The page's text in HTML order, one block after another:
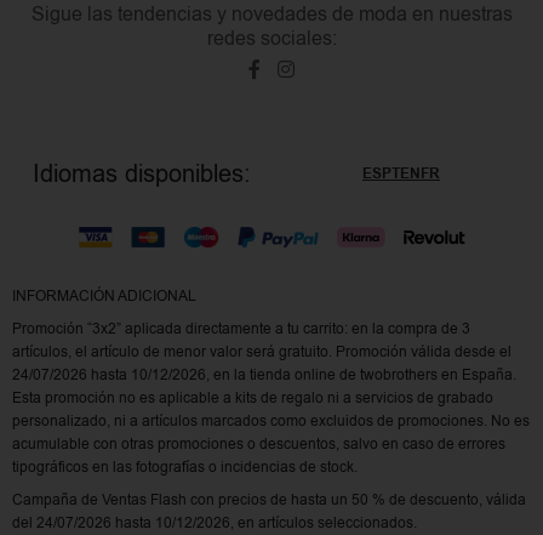
Sigue las tendencias y novedades de moda en nuestras
redes sociales:
Idiomas disponibles: ESPTENFR
INFORMACIÓN ADICIONAL
Promoción “3x2” aplicada directamente a tu carrito: en la compra de 3
artículos, el artículo de menor valor será gratuito. Promoción válida desde el
24/07/2026 hasta 10/12/2026, en la tienda online de twobrothers en España.
Esta promoción no es aplicable a kits de regalo ni a servicios de grabado
personalizado, ni a artículos marcados como excluidos de promociones. No es
acumulable con otras promociones o descuentos, salvo en caso de errores
tipográficos en las fotografías o incidencias de stock.
Campaña de Ventas Flash con precios de hasta un 50 % de descuento, válida
del 24/07/2026 hasta 10/12/2026, en artículos seleccionados.